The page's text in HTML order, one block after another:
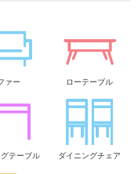
ァー ローテーブル
テーブル ダイニングチェア